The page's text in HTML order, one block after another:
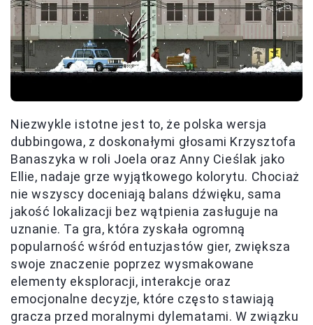
Niezwykle istotne jest to, że polska wersja
dubbingowa, z doskonałymi głosami Krzysztofa
Banaszyka w roli Joela oraz Anny Cieślak jako
Ellie, nadaje grze wyjątkowego kolorytu. Chociaż
nie wszyscy doceniają balans dźwięku, sama
jakość lokalizacji bez wątpienia zasługuje na
uznanie. Ta gra, która zyskała ogromną
popularność wśród entuzjastów gier, zwiększa
swoje znaczenie poprzez wysmakowane
elementy eksploracji, interakcje oraz
emocjonalne decyzje, które często stawiają
gracza przed moralnymi dylematami. W związku